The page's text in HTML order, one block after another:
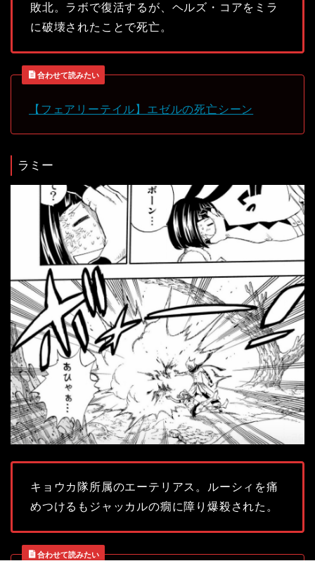
敗北。ラボで復活するが、ヘルズ・コアをミラ
に破壊されたことで死亡。
合わせて読みたい
【フェアリーテイル】エゼルの死亡シーン
ラミー
キョウカ隊所属のエーテリアス。ルーシィを痛
めつけるもジャッカルの癇に障り爆殺された。
合わせて読みたい